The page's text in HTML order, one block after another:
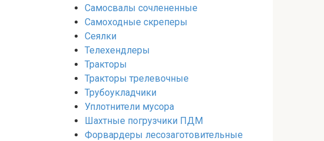
Самосвалы сочлененные
Самоходные скреперы
Сеялки
Телехендлеры
Тракторы
Тракторы трелевочные
Трубоукладчики
Уплотнители мусора
Шахтные погрузчики ПДМ
Форвардеры лесозаготовительные